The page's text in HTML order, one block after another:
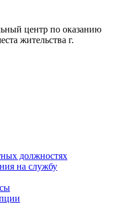
центр по оказанию
жительства г.
должностях
на службу